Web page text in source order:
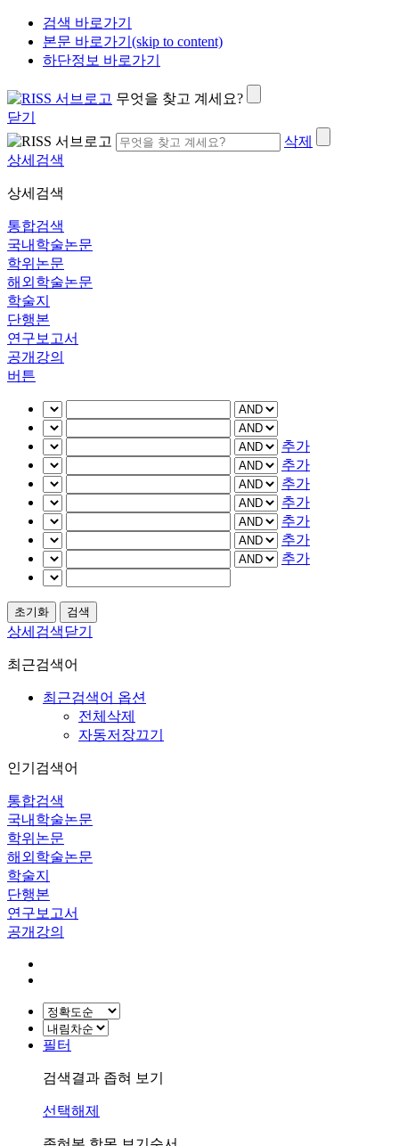
검색 바로가기
본문 바로가기(skip to content)
하단정보 바로가기
무엇을 찾고 계세요?
닫기
삭제
상세검색
상세검색
통합검색
국내학술논문
학위논문
해외학술논문
학술지
단행본
연구보고서
공개강의
버튼
추가
추가
추가
추가
추가
추가
추가
상세검색닫기
최근검색어
최근검색어 옵션
전체삭제
자동저장끄기
인기검색어
통합검색
국내학술논문
학위논문
해외학술논문
학술지
단행본
연구보고서
공개강의
필터
검색결과 좁혀 보기
선택해제